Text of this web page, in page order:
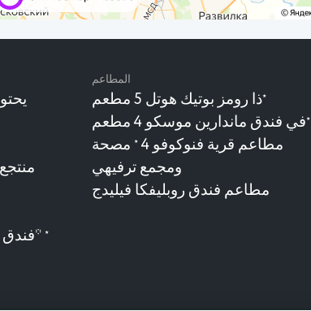
فندق ومطعم روبليفكا فيليدج 3* ★
المطاعم
ذا رومز بوتيك هوتل 5 مطعم★
في فندق ماندارين موسكو 4 مطعم★
مطاعم قرية فنوكوفو 4 ★
مصحة
ومجمع ترفيهي
مطاعم فندق روبليفكا فيليدج